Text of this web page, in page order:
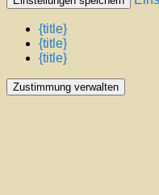
{title}
{title}
{title}
Zustimmung verwalten